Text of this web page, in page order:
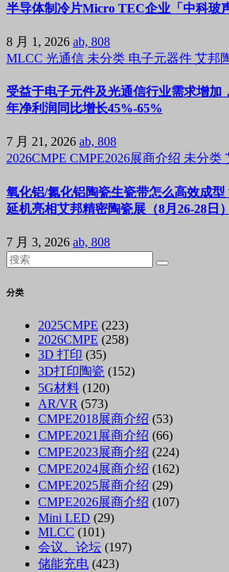
半导体制冷片Micro TEC企业「中科玻
8 月 1, 2026 ab, 808
MLCC 光通信 未分类 电子元器件 艾邦
受益于电子元件及光通信行业需求增加
年净利润同比增长45%-65%
7 月 21, 2026 ab, 808
2026CMPE CMPE2026展商介绍 未分类
氧化铝/氮化铝陶瓷生瓷带怎么高效成
延机亮相艾邦精密陶瓷展（8月26-28日）
7 月 3, 2026 ab, 808
分类
2025CMPE (223)
2026CMPE (258)
3D 打印 (35)
3D打印陶瓷 (152)
5G材料 (120)
AR/VR (573)
CMPE2018展商介绍 (53)
CMPE2021展商介绍 (66)
CMPE2023展商介绍 (224)
CMPE2024展商介绍 (162)
CMPE2025展商介绍 (29)
CMPE2026展商介绍 (107)
Mini LED (29)
MLCC (101)
会议、论坛 (197)
储能充电 (423)